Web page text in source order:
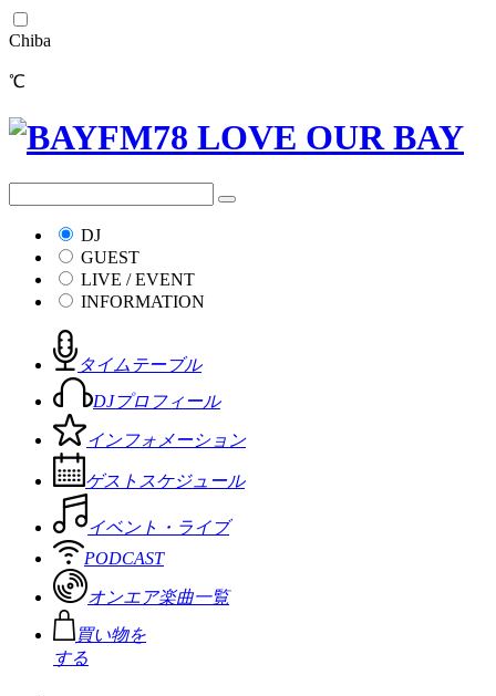
Chiba
℃
DJ
GUEST
LIVE / EVENT
INFORMATION
タイムテーブル
DJプロフィール
インフォメーション
ゲストスケジュール
イベント・ライブ
PODCAST
オンエア楽曲一覧
買い物を
する